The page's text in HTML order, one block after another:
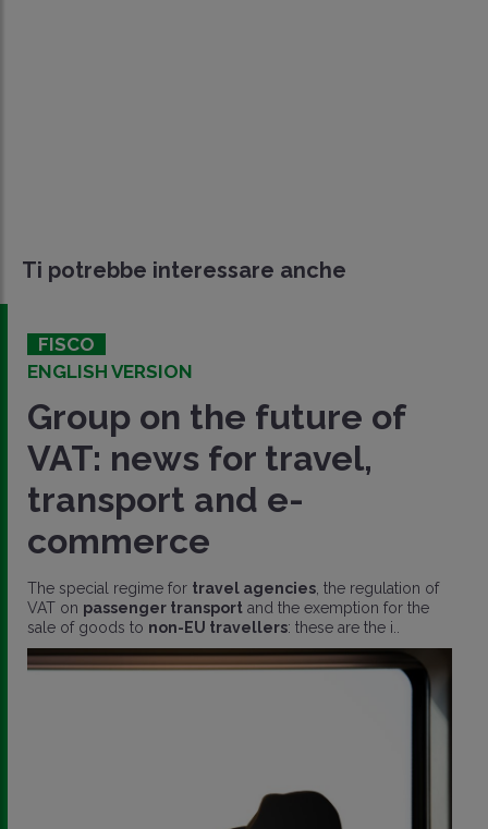
Ti potrebbe interessare anche
FISCO
ENGLISH VERSION
Group on the future of
VAT: news for travel,
transport and e-
commerce
The special regime for travel agencies, the regulation of
VAT on passenger transport and the exemption for the
sale of goods to non-EU travellers: these are the i..